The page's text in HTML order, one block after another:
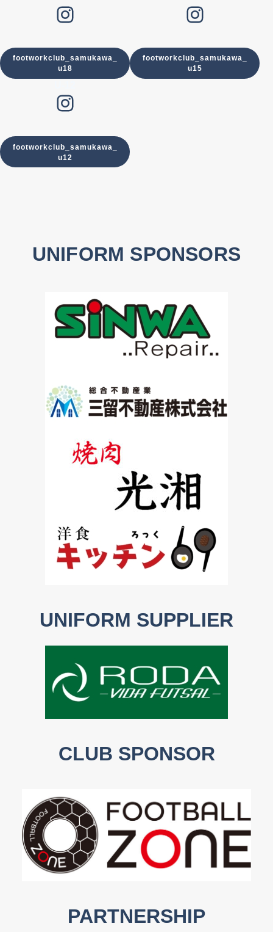
Instagram
footworkclub_samukawa_
u18
Instagram
footworkclub_samukawa_
u15
Instagram
footworkclub_samukawa_
u12
UNIFORM SPONSORS
UNIFORM SUPPLIER
CLUB SPONSOR
PARTNERSHIP